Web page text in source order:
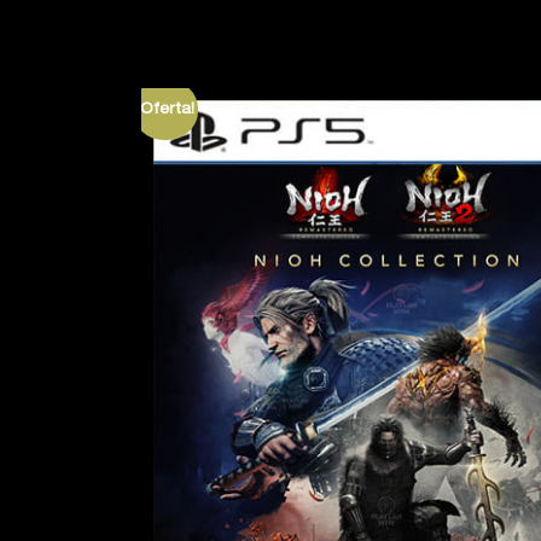
¡Oferta!